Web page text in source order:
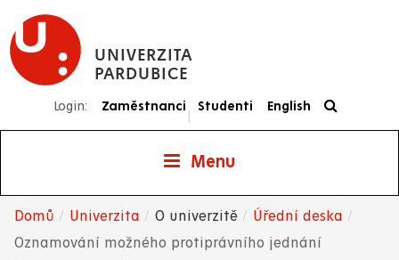
Přejít
hlavnímu
UNIVERZITA
PARDUBICE
Login: Zaměstnanci
|
Studenti English
Menu
Drobečková
Domů Univerzita O univerzitě
Úřední deska
Oznamování možného protiprávního jednání